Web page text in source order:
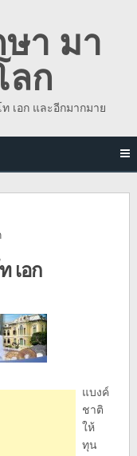
า มา
ก
เอก และอีกมากมาย
เอก
แบงค์
ชาติ
ให้
ทุน